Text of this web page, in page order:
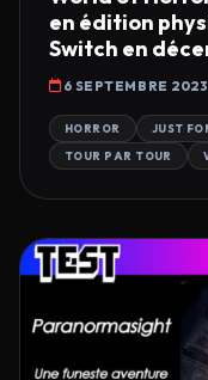
en édition
Switch en
6 SEPTEMBRE 2023
HORROR JUST
TOUR PAR TOUR